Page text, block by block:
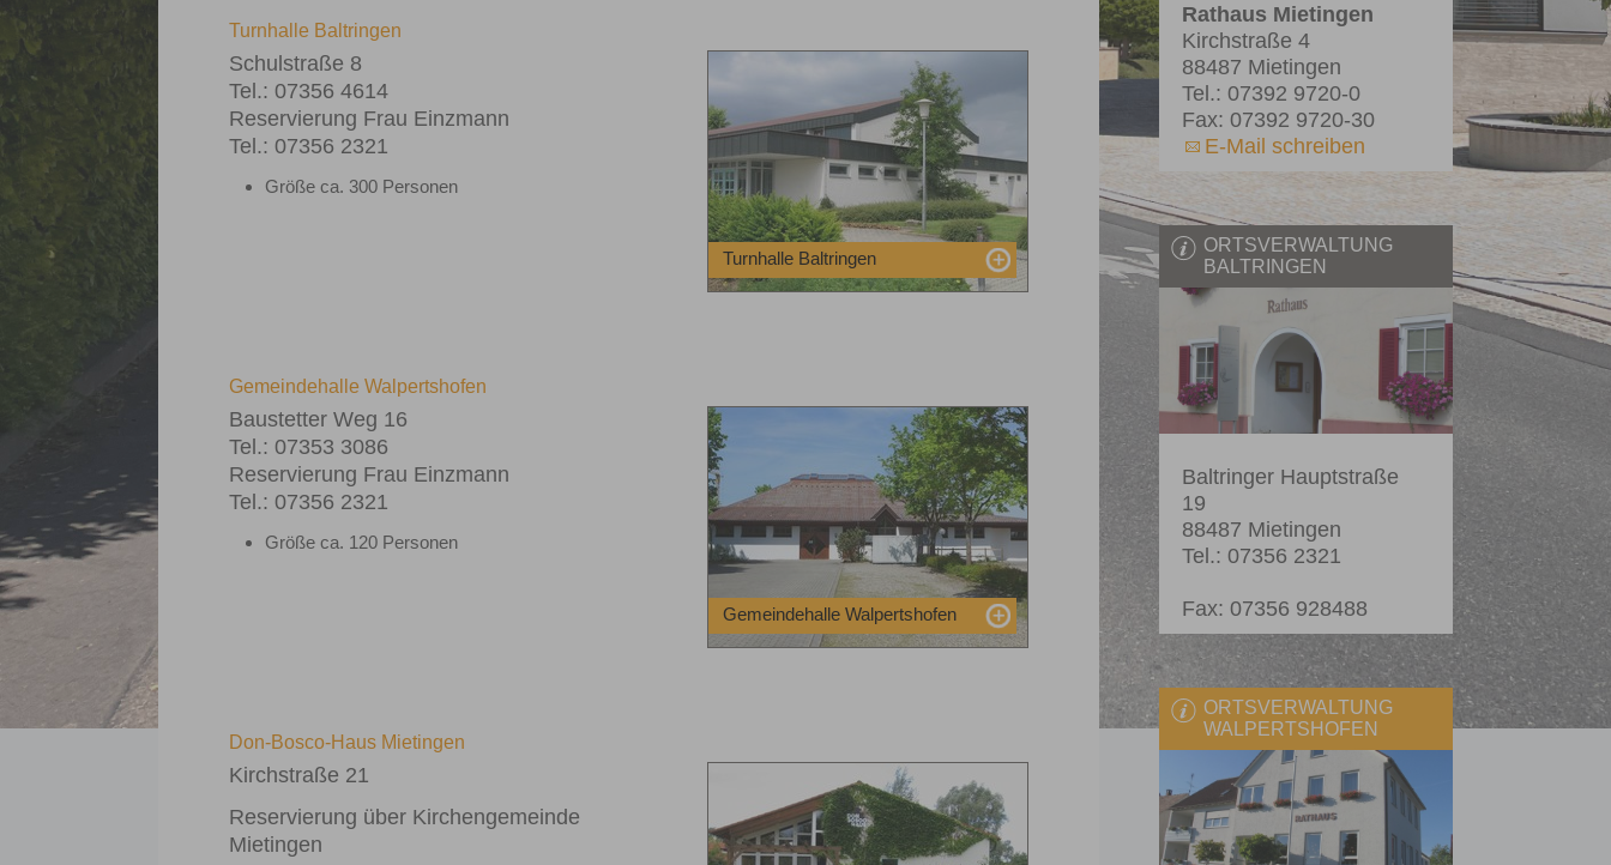
Turnhalle Baltringen
Turnhalle Baltringen
Schulstraße 8
Tel.: 07356 4614
Reservierung Frau Einzmann
Tel.: 07356 2321
Größe ca. 300 Personen
Gemeindehalle Walpertshofen
Gemeindehalle Walpertshofen
Baustetter Weg 16
Tel.: 07353 3086
Reservierung Frau Einzmann
Tel.: 07356 2321
Größe ca. 120 Personen
Don-Bosco-Haus Mietingen
Kirchstraße 21
Reservierung über Kirchengemeinde
Mietingen
Rathaus Mietingen
Kirchstraße 4
88487 Mietingen
Tel.: 07392 9720-0
Fax: 07392 9720-30
E-Mail schreiben
ORTSVERWALTUNG
BALTRINGEN
Baltringer Hauptstraße
19
88487 Mietingen
Tel.: 07356 2321
Fax: 07356 928488
ORTSVERWALTUNG
WALPERTSHOFEN